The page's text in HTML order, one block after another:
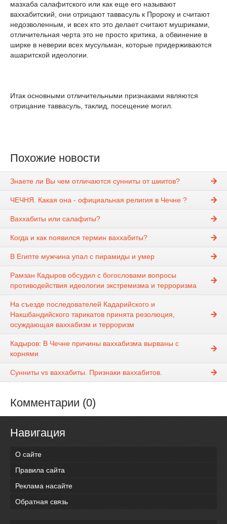
мазхаба салафитского или как еще его называют
ваххабитский, они отрицают таввасуль к Пророку и считают
недозволенным, и всех кто это делает считают мушриками,
отличительная черта это не просто критика, а обвинение в
ширке в неверии всех мусульман, которые придерживаются
ашаритской идеологии.
Итак основными отличительными признаками являются
отрицание таввасуль, таклид, посещение могил.
Похожие новости
Знаете ли Вы чем отличаются сунниты от шиитов?
ЧЕЧНЯ. Какая она - официальная религия в Чечне ?
Ваххабиты или салафиты?
Когда и как появился термин ваххабиты?
В Египте мужчина упал с пирамиды и умер
Рамзан Кадыров обсудил с богословами вопросы
противодействия идеологии экстремизма и терроризма
На съезде последователей Кадарийского и
Накшбандийского тарикатов принята резолюция,
осуждающая ваххабизм и терроризм
Кадыров: В Чечне причины ваххабизма вырваны с
корнями
Сунниты vs ваххабиты. Признаки ваххабитов.
Комментарии (0)
Навигация
О сайте
Правила сайта
Реклама насайте
Обратная связь